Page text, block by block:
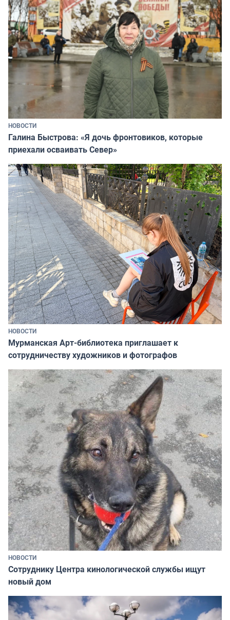
НОВОСТИ
Галина Быстрова: «Я дочь фронтовиков, которые
приехали осваивать Север»
НОВОСТИ
Мурманская Арт-библиотека приглашает к
сотрудничеству художников и фотографов
НОВОСТИ
Сотруднику Центра кинологической службы ищут
новый дом